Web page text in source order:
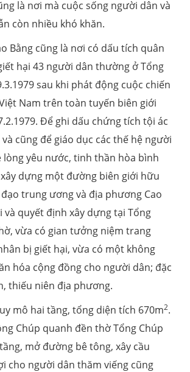
là nơi mà cuộc sống người dân và
còn nhiều khó khăn.
Bằng cũng là nơi có dấu tích quân
hại 43 người dân thường ở Tổng
sau khi phát động cuộc chiến
Nam trên toàn tuyến biên giới
Để ghi dấu chứng tích tội ác
cũng để giáo dục các thế hệ người
lòng yêu nước, tinh thần hòa bình
dựng một đường biên giới hữu
trung ương và địa phương Cao
và quyết định xây dựng tại Tổng
vừa có gian tưởng niệm trang
bị giết hại, vừa có một không
hóa cộng đồng cho người dân; đặc
thiếu niên địa phương.
mô hai tầng, tổng diện tích 670m2.
Chúp quanh đền thờ Tổng Chúp
mở đường bê tông, xây cầu
cho người dân thăm viếng cũng